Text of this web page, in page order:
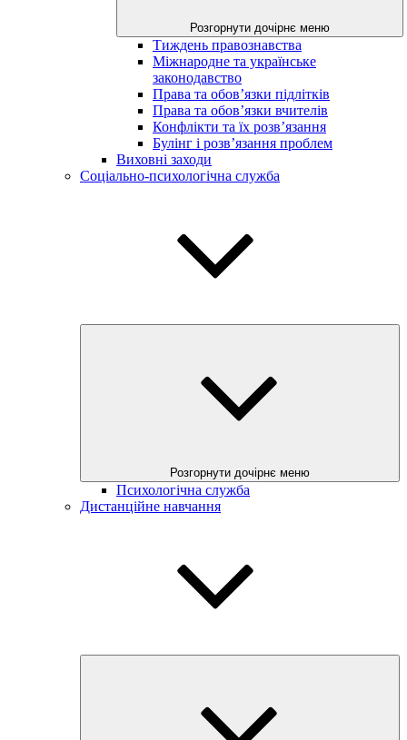
Розгорнути дочірнє меню
Тиждень правознавства
Міжнародне та українське
законодавство
Права та обов’язки підлітків
Права та обов’язки вчителів
Конфлікти та їх розв’язання
Булінг і розв’язання проблем
Виховні заходи
Соціально-психологічна служба
Розгорнути дочірнє меню
Психологічна служба
Дистанційне навчання